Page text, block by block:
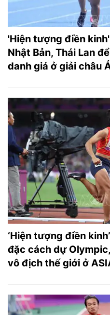
'Hiện tượng điền
Nhật Bản, Thái Lan
danh giá ở giải châu
‘Hiện tượng điền
đặc cách dự
vô địch thế giới ở